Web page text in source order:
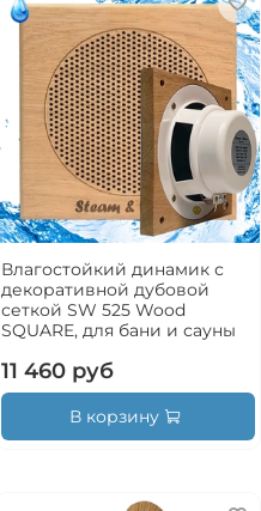
Влагостойкий динамик с
декоративной дубовой
сеткой SW 525 Wood
SQUARE, для бани и сауны
11 460 руб
В корзину